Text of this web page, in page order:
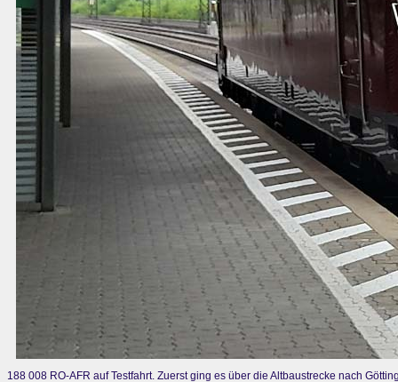
188 008 RO-AFR auf Testfahrt. Zuerst ging es über die Altbaustrecke nach